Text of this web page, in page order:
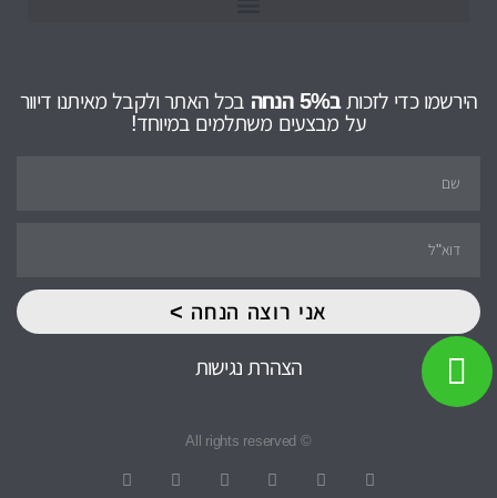
הירשמו כדי לזכותב5% הנחה
בכל האתר ולקבל מאיתנו דיוור
על מבצעים משתלמים במיוחד!
אני רוצה הנחה >
הצהרת נגישות
© All rights reserved